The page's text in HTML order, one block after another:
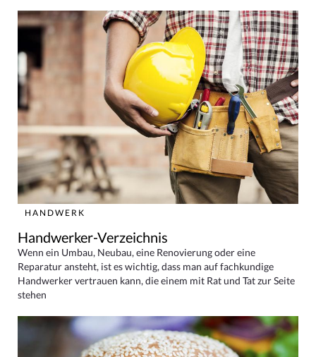
HANDWERK
Handwerker-Verzeichnis
Wenn ein Umbau, Neubau, eine Renovierung oder eine
Reparatur ansteht, ist es wichtig, dass man auf fachkundige
Handwerker vertrauen kann, die einem mit Rat und Tat zur Seite
stehen